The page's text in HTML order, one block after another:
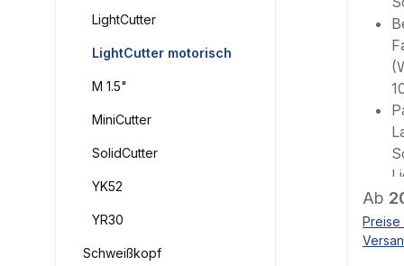
LightCutter
LightCutter motorisch
M 1.5"
MiniCutter
SolidCutter
YK52
YR30
Schweißkopf
Ab
Preise